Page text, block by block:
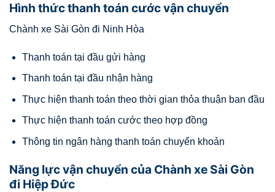
Hình thức thanh toán cước vận chuyển
Chành xe Sài Gòn đi Ninh Hòa
Thanh toán tại đầu gửi hàng
Thanh toán tại đầu nhận hàng
Thực hiện thanh toán theo thời gian thỏa thuận ban đầu
Thực hiện thanh toán cước theo hợp đồng
Thông tin ngân hàng thanh toán chuyển khoản
Năng lực vận chuyển của Chành xe Sài Gòn
đi Hiệp Đức